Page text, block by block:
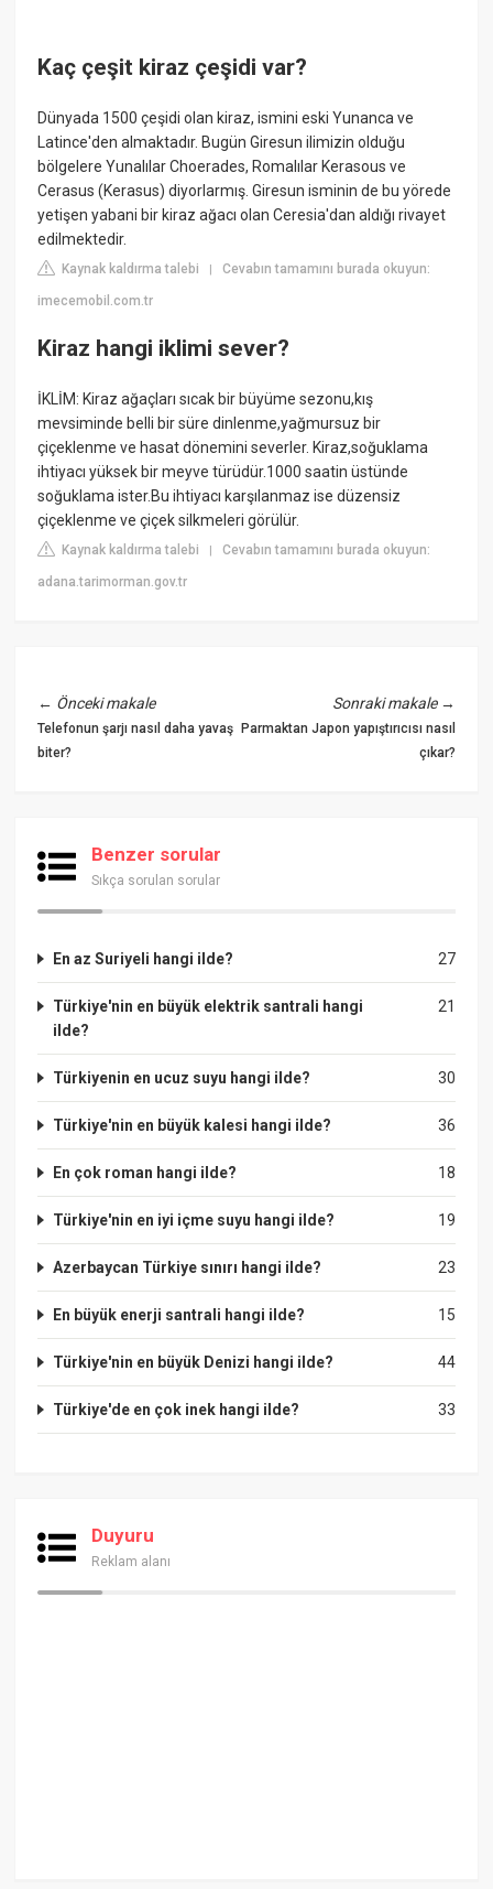
Kaç çeşit kiraz çeşidi var?
Dünyada 1500 çeşidi olan kiraz, ismini eski Yunanca ve
Latince'den almaktadır. Bugün Giresun ilimizin olduğu
bölgelere Yunalılar Choerades, Romalılar Kerasous ve
Cerasus (Kerasus) diyorlarmış. Giresun isminin de bu yörede
yetişen yabani bir kiraz ağacı olan Ceresia'dan aldığı rivayet
edilmektedir.
Kaynak kaldırma talebi |Cevabın tamamını burada okuyun:
imecemobil.com.tr
Kiraz hangi iklimi sever?
İKLİM: Kiraz ağaçları sıcak bir büyüme sezonu,kış
mevsiminde belli bir süre dinlenme,yağmursuz bir
çiçeklenme ve hasat dönemini severler. Kiraz,soğuklama
ihtiyacı yüksek bir meyve türüdür.1000 saatin üstünde
soğuklama ister.Bu ihtiyacı karşılanmaz ise düzensiz
çiçeklenme ve çiçek silkmeleri görülür.
Kaynak kaldırma talebi |Cevabın tamamını burada okuyun:
adana.tarimorman.gov.tr
← Önceki makale
Telefonun şarjı nasıl daha yavaş
biter?
Sonraki makale→
Parmaktan Japon yapıştırıcısı nasıl
çıkar?
Benzer sorular
Sıkça sorulan sorular
27
En az Suriyeli hangi ilde?
21
Türkiye'nin en büyük elektrik santrali hangi
ilde?
30
Türkiyenin en ucuz suyu hangi ilde?
36
Türkiye'nin en büyük kalesi hangi ilde?
18
En çok roman hangi ilde?
19
Türkiye'nin en iyi içme suyu hangi ilde?
23
Azerbaycan Türkiye sınırı hangi ilde?
15
En büyük enerji santrali hangi ilde?
44
Türkiye'nin en büyük Denizi hangi ilde?
33
Türkiye'de en çok inek hangi ilde?
Duyuru
Reklam alanı